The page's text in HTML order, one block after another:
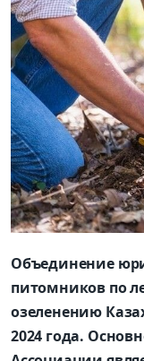
Объединение
питомников по
озеленению
2024 года.